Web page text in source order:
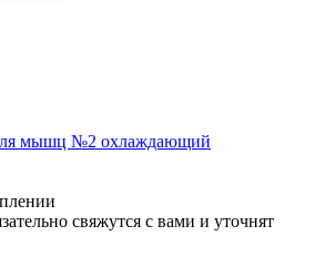
мышц №2 охлаждающий
свяжутся с вами и уточнят